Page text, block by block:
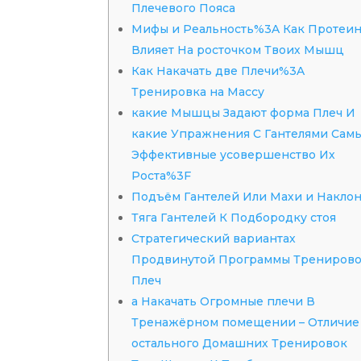
Плечевого Пояса
Мифы и Реальность%3A Как Протеин
Влияет На росточком Твоих Мышц
Как Накачать две Плечи%3A
Тренировка на Массу
какие Мышцы Задают форма Плеч И
какие Упражнения С Гантелями
Эффективные усовершенство Их
Роста%3F
Подъём Гантелей Или Махи и
Тяга Гантелей К Подбородку стоя
Стратегический вариантах
Продвинутой Программы
Плеч
а Накачать Огромные плечи В
Тренажёрном помещении – Отличие
остального Домашних Тренировок